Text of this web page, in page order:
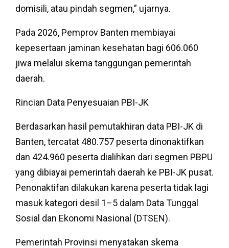
domisili, atau pindah segmen,” ujarnya.
Pada 2026, Pemprov Banten membiayai
kepesertaan jaminan kesehatan bagi 606.060
jiwa melalui skema tanggungan pemerintah
daerah.
Rincian Data Penyesuaian PBI-JK
Berdasarkan hasil pemutakhiran data PBI-JK di
Banten, tercatat 480.757 peserta dinonaktifkan
dan 424.960 peserta dialihkan dari segmen PBPU
yang dibiayai pemerintah daerah ke PBI-JK pusat.
Penonaktifan dilakukan karena peserta tidak lagi
masuk kategori desil 1–5 dalam Data Tunggal
Sosial dan Ekonomi Nasional (DTSEN).
Pemerintah Provinsi menyatakan skema